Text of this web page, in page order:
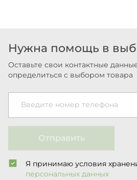
Нужна помощь в
Оставьте свои контактные
определиться с выбором товара
Введите номер телефона
Отправить
Я принимаю условия
персональных данных